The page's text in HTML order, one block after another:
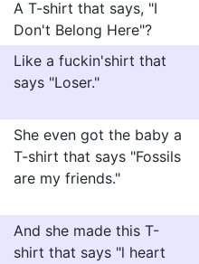
A T-shirt that says, "I
Don't Belong Here"?
Like a fuckin'shirt that
says "Loser."
She even got the baby a
T-shirt that says "Fossils
are my friends."
And she made this T-
shirt that says "l heart